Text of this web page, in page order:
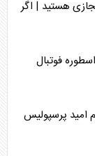
هستید | اگر
ساله در کنار اسطوره فوتبال
امید پرسپولیس